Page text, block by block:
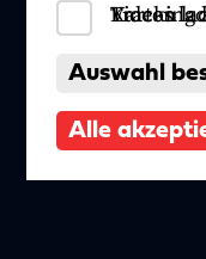
Tracking
Videos
Karten
Auswahl
Alle